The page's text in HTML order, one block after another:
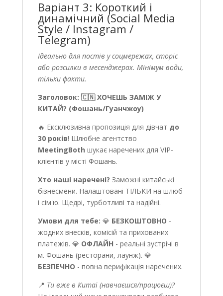
Варіант 3: Короткий і
динамічний (Social Media
Style / Instagram /
Telegram)
Ідеально для постів у соцмережах, сторіс
або розсилки в месенджерах. Мінімум води,
тільки факти.
Заголовок: 🇨🇳 ХОЧЕШЬ ЗАМІЖ У
КИТАЙ? (Фошань/Гуанчжоу)
🔥 Ексклюзивна пропозиція для дівчат до
30 років! Шлюбне агентство
MeetingBoth шукає наречених для VIP-
клієнтів у місті Фошань.
Хто наші наречені? Заможні китайські
бізнесмени. Налаштовані ТІЛЬКИ на шлюб
і сім'ю. Щедрі, турботливі та надійні.
Умови для тебе: 💎 БЕЗКОШТОВНО -
жодних внесків, комісій та прихованих
платежів. 💎 ОФЛАЙН - реальні зустрічі в
м. Фошань (ресторани, лаунж). 💎
БЕЗПЕЧНО - повна верифікація наречених.
📍 Ти вже в Китаї (навчаєшся/працюєш)?